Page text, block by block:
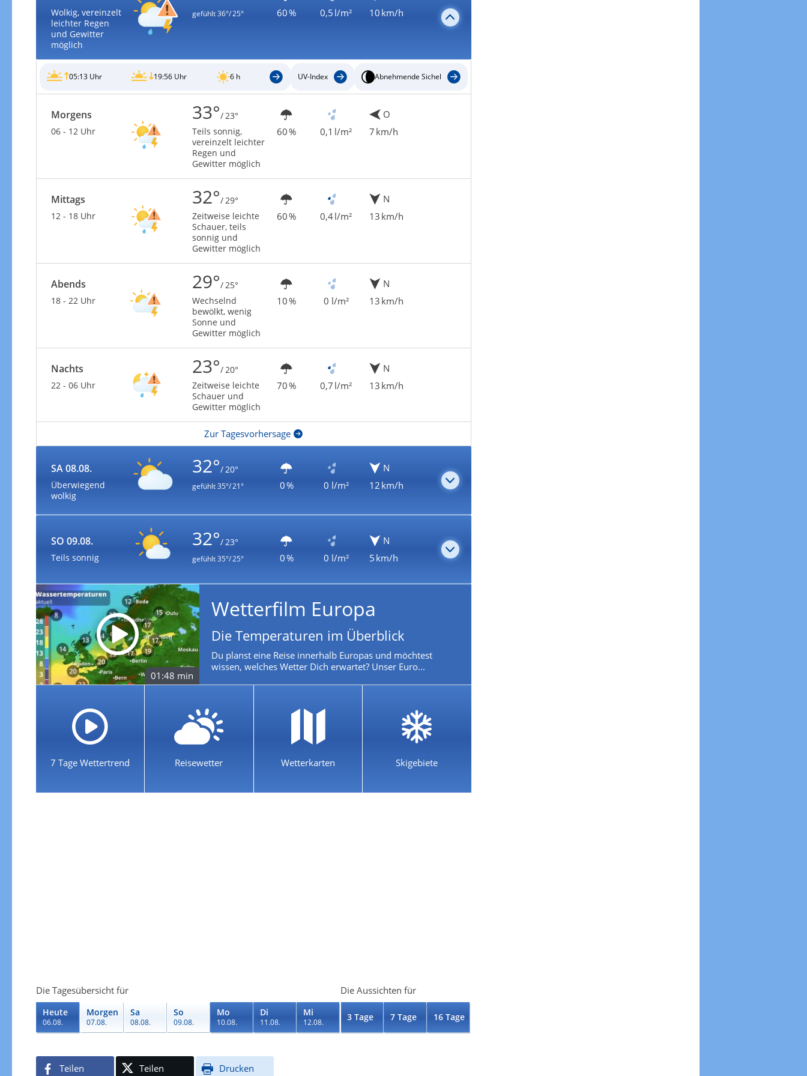
Wolkig, vereinzelt
leichter Regen
und Gewitter
möglich
gefühlt36°/ 25° 60 % 0,5 l/m²
10 km/h
05:13 Uhr 19:56 Uhr 6 h UV-Index Abnehmende Sichel
Morgens
06 - 12 Uhr
33°/ 23°
Teils sonnig,
vereinzelt leichter
Regen und
Gewitter möglich
60 % 0,1 l/m²
O
7 km/h
Mittags
12 - 18 Uhr
32°/ 29°
Zeitweise leichte
Schauer, teils
sonnig und
Gewitter möglich
60 % 0,4 l/m²
N
13 km/h
Abends
18 - 22 Uhr
29°/ 25°
Wechselnd
bewölkt, wenig
Sonne und
Gewitter möglich
10 % 0 l/m²
N
13 km/h
Nachts
22 - 06 Uhr
23°/ 20°
Zeitweise leichte
Schauer und
Gewitter möglich
70 % 0,7 l/m²
N
13 km/h
Zur Tagesvorhersage
SA 08.08.
Überwiegend
wolkig
32°/ 20°
gefühlt35°/ 21° 0 % 0 l/m²
N
12 km/h
SO 09.08.
Teils sonnig
32°/ 23°
gefühlt35°/ 25° 0 % 0 l/m²
N
5 km/h
01:48 min
Wetterfilm Europa
Die Temperaturen im Überblick
Du planst eine Reise innerhalb Europas und möchtest
wissen, welches Wetter Dich erwartet? Unser Euro...
7 Tage Wettertrend Reisewetter Wetterkarten Skigebiete
Die Tagesübersicht für
Heute
06.08.
Morgen
07.08.
Sa
08.08.
So
09.08.
Mo
10.08.
Di
11.08.
Mi
12.08.
Die Aussichten für
3 Tage 7 Tage 16 Tage
Teilen Teilen Drucken